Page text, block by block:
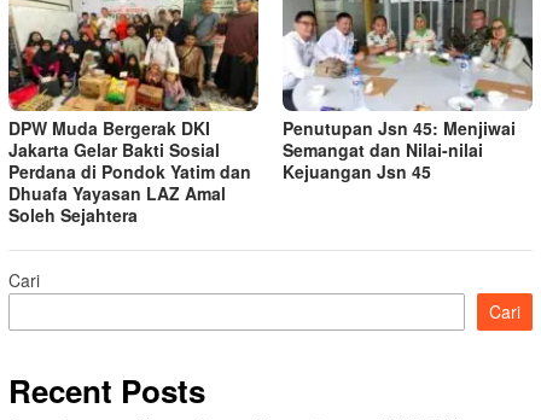
DPW Muda Bergerak DKI
Jakarta Gelar Bakti Sosial
Perdana di Pondok Yatim dan
Dhuafa Yayasan LAZ Amal
Soleh Sejahtera
Penutupan Jsn 45: Menjiwai
Semangat dan Nilai-nilai
Kejuangan Jsn 45
Cari
Cari
Recent Posts